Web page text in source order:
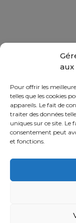
aux
Pour offrir les
telles que les cookies
appareils. Le fait de
traiter des données
uniques sur ce site. Le
consentement peut
et fonctions.
immobilier
vers
la
tranquillité
d’esprit
défi